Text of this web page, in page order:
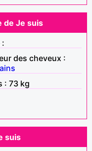
de Je suis
:
des cheveux :
: 73 kg
suis